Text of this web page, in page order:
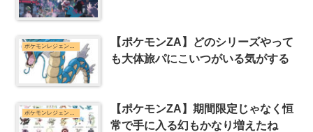
ポケモンレジェンズZ-Aまとめ
【ポケモンZA】どのシリーズやって
も大体旅パにこいつがいる気がする
【ポケモンZA】期間限定じゃなく恒
常で手に入る幻もかなり増えたね